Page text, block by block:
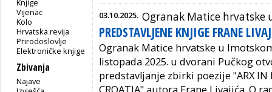
Vijenac
Kolo
Hrvatska revija
Prirodoslovlje
Elektroničke knjige
Zbivanja
Najave
03.10.2025. Ogranak Matice hrvatske
PREDSTAVLJENE KNJIGE FRANE
Ogranak Matice hrvatske u
listopada 2025. u dvorani Pučkog
predstavljanje zbirki poezije "ARX IN